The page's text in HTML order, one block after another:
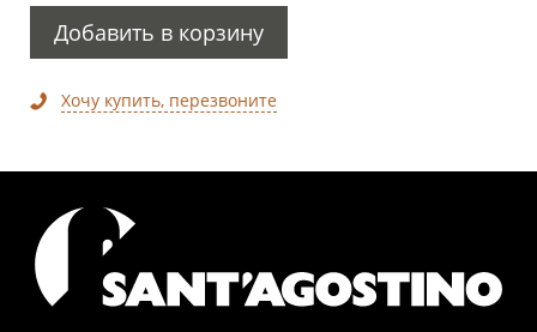
Добавить в корзину
Хочу купить, перезвоните